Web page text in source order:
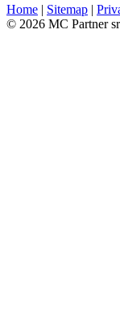
Home | Sitemap |
© 2026 MC Partner